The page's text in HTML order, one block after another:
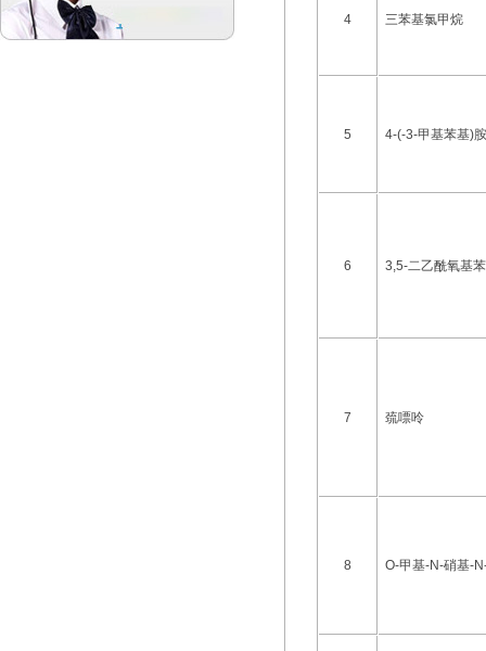
4 三苯基氯甲烷
5 4-(-3-甲基苯基)
6 3,5-二乙酰氧基
7 巯嘌呤
8 O-甲基-N-硝基-